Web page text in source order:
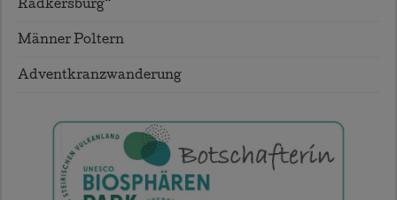
Radkersburg“
Männer Poltern
Adventkranzwanderung